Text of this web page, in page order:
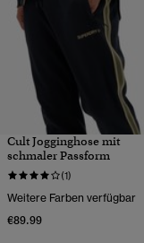
Cult Jogginghose mit
schmaler Passform
(1)
Weitere Farben verfügbar
€89.99